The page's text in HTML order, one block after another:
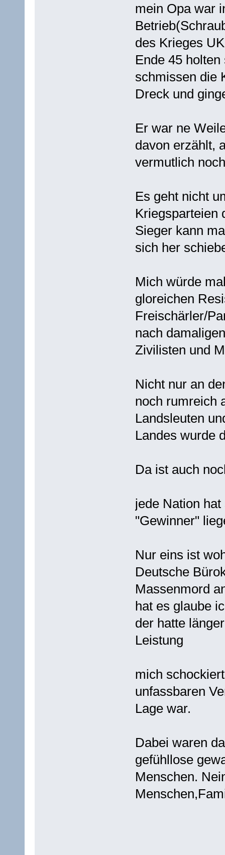
mein Opa war
des Krieges
Ende 45
schmissen die
Dreck und
Er war ne
davon erzählt,
vermutlich
Es geht nicht
Kriegsparteien
Sieger kann
sich her
Mich würde
gloreichen
Freischärler/
nach
Zivilisten und
Nicht nur an
noch rumreich
Landsleuten
Landes wurde
Da ist auch
jede Nation
"Gewinner"
Nur eins ist
Deutsche
Massenmord
hat es glaube
der hatte
Leistung
mich
unfassbaren
Lage war.
Dabei waren
gefühllose
Menschen.